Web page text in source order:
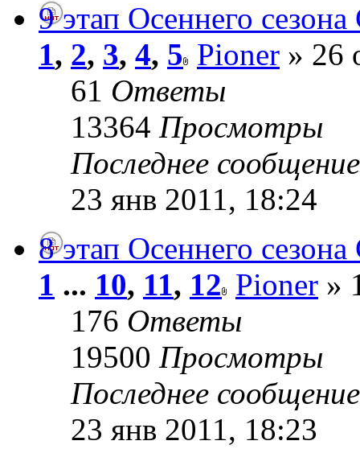
9 этап Осеннего
1, 2, 3, 4, 5 Pioner » 26
61 Ответы
13364 Просмотры
Последнее
23 янв 2011, 18:24
8 этап Осеннего
1 ... 10, 11, 12 Pioner »
176 Ответы
19500 Просмотры
Последнее
23 янв 2011, 18:23